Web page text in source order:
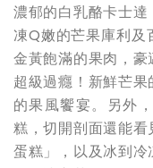
濃郁的白乳酪卡士
凍Q嫩的芒果庫利及
金黃飽滿的果肉，豪
超級過癮！新鮮芒
的果風饗宴。另外
糕，切開剖面還能
蛋糕」，以及冰到